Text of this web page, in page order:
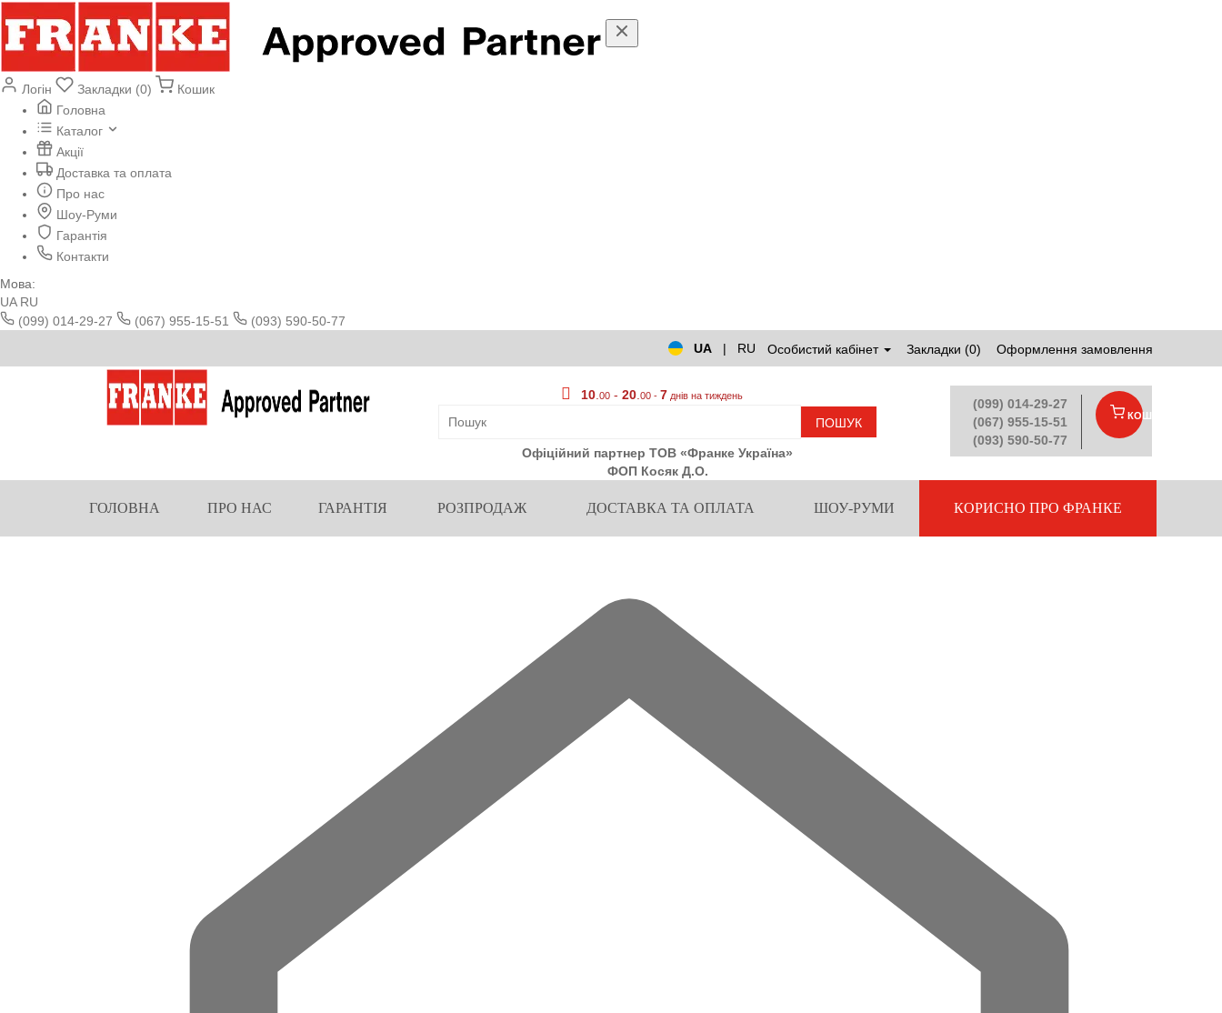
Логін Закладки (0)
Кошик
Головна
Каталог
Акції
Доставка та оплата
Про нас
Шоу-Руми
Гарантія
Контакти
Мова:
UA RU
(099) 014-29-27
(067) 955-15-51
(093) 590-50-77
UA
| RU Особистий кабінет Закладки (0) Оформлення замовлення
10 .00 -20 .00 -7 днів на тиждень
ПОШУК
Офіційний партнер ТОВ «Франке Україна»
ФОП Косяк Д.О.
(099) 014-29-27
(067) 955-15-51
(093) 590-50-77
КОШИК
ГОЛОВНА ПРО НАС ГАРАНТІЯ РОЗПРОДАЖ ДОСТАВКА ТА ОПЛАТА ШОУ-РУМИ КОРИСНО ПРО ФРАНКЕ